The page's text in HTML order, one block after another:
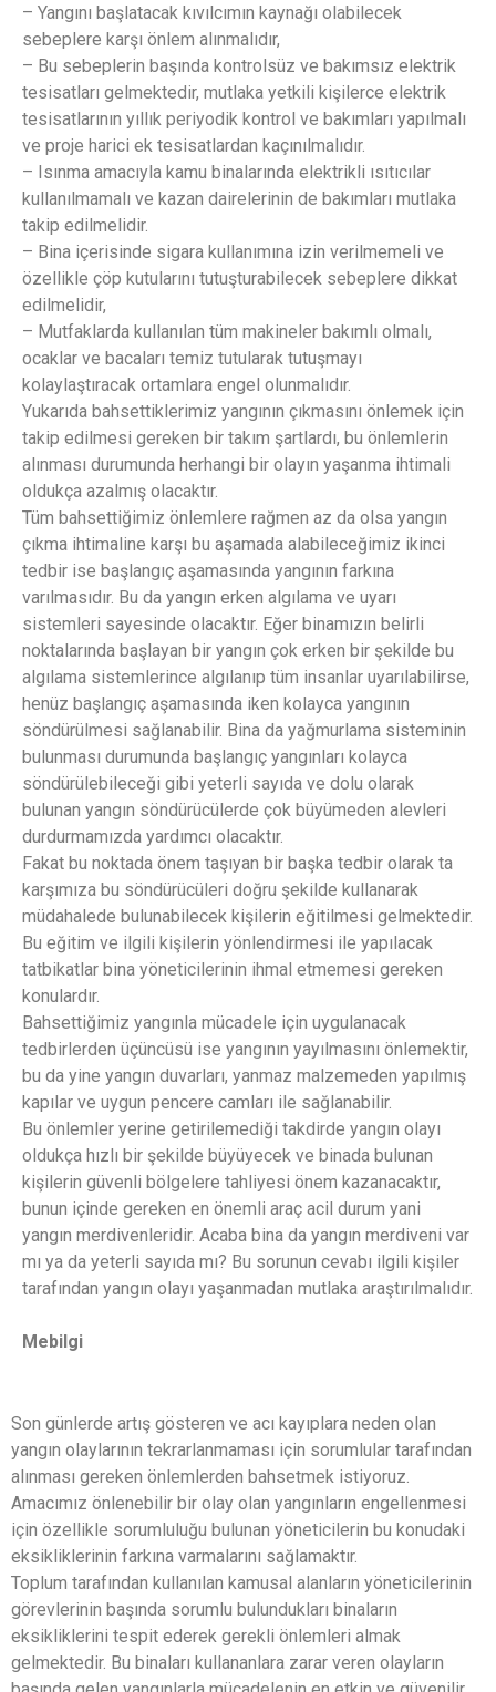
– Yangını başlatacak kıvılcımın kaynağı olabilecek
sebeplere karşı önlem alınmalıdır,
– Bu sebeplerin başında kontrolsüz ve bakımsız elektrik
tesisatları gelmektedir, mutlaka yetkili kişilerce elektrik
tesisatlarının yıllık periyodik kontrol ve bakımları yapılmalı
ve proje harici ek tesisatlardan kaçınılmalıdır.
– Isınma amacıyla kamu binalarında elektrikli ısıtıcılar
kullanılmamalı ve kazan dairelerinin de bakımları mutlaka
takip edilmelidir.
– Bina içerisinde sigara kullanımına izin verilmemeli ve
özellikle çöp kutularını tutuşturabilecek sebeplere dikkat
edilmelidir,
– Mutfaklarda kullanılan tüm makineler bakımlı olmalı,
ocaklar ve bacaları temiz tutularak tutuşmayı
kolaylaştıracak ortamlara engel olunmalıdır.
Yukarıda bahsettiklerimiz yangının çıkmasını önlemek için
takip edilmesi gereken bir takım şartlardı, bu önlemlerin
alınması durumunda herhangi bir olayın yaşanma ihtimali
oldukça azalmış olacaktır.
Tüm bahsettiğimiz önlemlere rağmen az da olsa yangın
çıkma ihtimaline karşı bu aşamada alabileceğimiz ikinci
tedbir ise başlangıç aşamasında yangının farkına
varılmasıdır. Bu da yangın erken algılama ve uyarı
sistemleri sayesinde olacaktır. Eğer binamızın belirli
noktalarında başlayan bir yangın çok erken bir şekilde bu
algılama sistemlerince algılanıp tüm insanlar uyarılabilirse,
henüz başlangıç aşamasında iken kolayca yangının
söndürülmesi sağlanabilir. Bina da yağmurlama sisteminin
bulunması durumunda başlangıç yangınları kolayca
söndürülebileceği gibi yeterli sayıda ve dolu olarak
bulunan yangın söndürücülerde çok büyümeden alevleri
durdurmamızda yardımcı olacaktır.
Fakat bu noktada önem taşıyan bir başka tedbir olarak ta
karşımıza bu söndürücüleri doğru şekilde kullanarak
müdahalede bulunabilecek kişilerin eğitilmesi gelmektedir.
Bu eğitim ve ilgili kişilerin yönlendirmesi ile yapılacak
tatbikatlar bina yöneticilerinin ihmal etmemesi gereken
konulardır.
Bahsettiğimiz yangınla mücadele için uygulanacak
tedbirlerden üçüncüsü ise yangının yayılmasını önlemektir,
bu da yine yangın duvarları, yanmaz malzemeden yapılmış
kapılar ve uygun pencere camları ile sağlanabilir.
Bu önlemler yerine getirilemediği takdirde yangın olayı
oldukça hızlı bir şekilde büyüyecek ve binada bulunan
kişilerin güvenli bölgelere tahliyesi önem kazanacaktır,
bunun içinde gereken en önemli araç acil durum yani
yangın merdivenleridir. Acaba bina da yangın merdiveni var
mı ya da yeterli sayıda mı? Bu sorunun cevabı ilgili kişiler
tarafından yangın olayı yaşanmadan mutlaka araştırılmalıdır.
Mebilgi
Son günlerde artış gösteren ve acı kayıplara neden olan
yangın olaylarının tekrarlanmaması için sorumlular tarafından
alınması gereken önlemlerden bahsetmek istiyoruz.
Amacımız önlenebilir bir olay olan yangınların engellenmesi
için özellikle sorumluluğu bulunan yöneticilerin bu konudaki
eksikliklerinin farkına varmalarını sağlamaktır.
Toplum tarafından kullanılan kamusal alanların yöneticilerinin
görevlerinin başında sorumlu bulundukları binaların
eksikliklerini tespit ederek gerekli önlemleri almak
gelmektedir. Bu binaları kullananlara zarar veren olayların